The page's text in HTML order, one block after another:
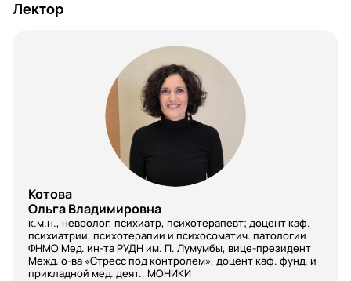
Лектор
Котова
Ольга Владимировна
к.м.н., невролог, психиатр, психотерапевт; доцент каф.
психиатрии, психотерапии и психосоматич. патологии
ФНМО Мед. ин-та РУДН им. П. Лумумбы, вице-президент
Межд. о-ва «Стресс под контролем», доцент каф. фунд. и
прикладной мед. деят., МОНИКИ